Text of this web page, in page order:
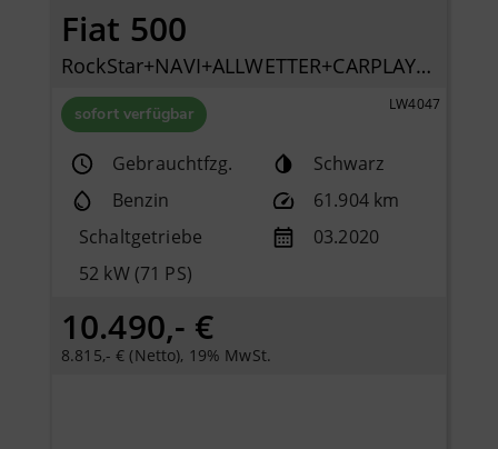
Fiat 500
RockStar+NAVI+ALLWETTER+CARPLAY+KLIMAAUTO+PDC+TFT+
sofort verfügbar LW4047
Gebrauchtfzg.
Schwarz
Benzin
61.904 km
Schaltgetriebe
03.2020
52 kW (71 PS)
10.490,- €
8.815,- € (Netto), 19% MwSt.